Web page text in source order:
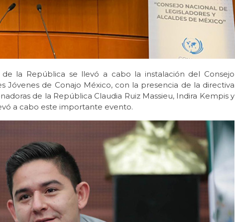
la República se llevó a cabo la instalación del Consejo
Jóvenes de Conajo México, con la presencia de la directiva
de la República Claudia Ruiz Massieu, Indira Kempis y
a cabo este importante evento.